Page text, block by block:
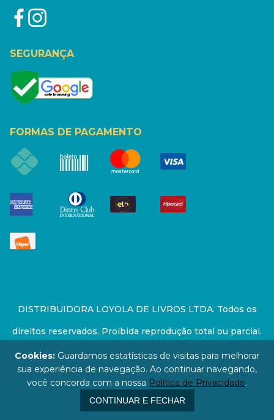
SEGURANÇA
FORMAS DE PAGAMENTO
DISTRIBUIDORA LOYOLA DE LIVROS LTDA. Todos os
direitos reservados. Proibida reprodução total ou parcial.
Preços e estoque sujeito a alterações sem aviso prévio.
67.946.814/0001-94 - LOJA - Rua Senador Feijó - São
Paulo / SP - CEP: 01006-000
Cookies: Guardamos estatísticas de visitas para melhorar
sua experiência de navegação. Ao continuar navegando,
você concorda com a nossa Política de Privacidade.
CONTINUAR E FECHAR